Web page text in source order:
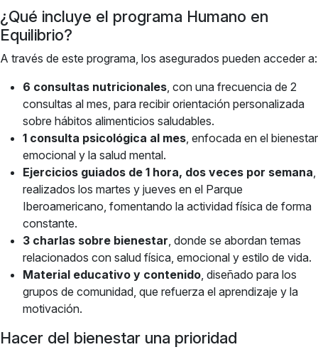
¿Qué incluye el programa Humano en
Equilibrio?
A través de este programa, los asegurados pueden acceder a:
6 consultas nutricionales, con una frecuencia de 2
consultas al mes, para recibir orientación personalizada
sobre hábitos alimenticios saludables.
1 consulta psicológica al mes, enfocada en el bienestar
emocional y la salud mental.
Ejercicios guiados de 1 hora, dos veces por semana,
realizados los martes y jueves en el Parque
Iberoamericano, fomentando la actividad física de forma
constante.
3 charlas sobre bienestar, donde se abordan temas
relacionados con salud física, emocional y estilo de vida.
Material educativo y contenido, diseñado para los
grupos de comunidad, que refuerza el aprendizaje y la
motivación.
Hacer del bienestar una prioridad